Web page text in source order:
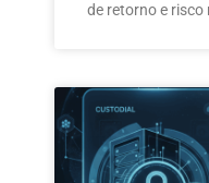
de retorno e risco